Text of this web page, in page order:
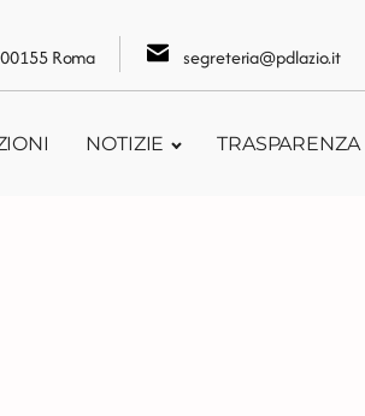
Roma segreteria@pdlazio.it
NOTIZIE TRASPARENZA